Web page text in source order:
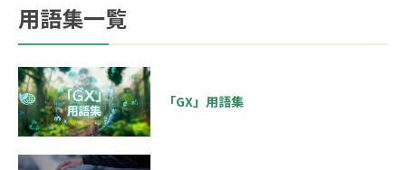
用語集一覧
「GX」用語集